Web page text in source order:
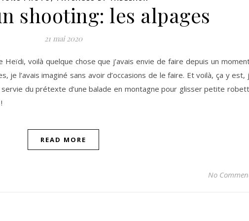
shooting: les alpages
21 mai 2020
voilà quelque chose que j’avais envie de faire depuis un
je l’avais imaginé sans avoir d’occasions de le faire. Et voilà, ça y est,
servie du prétexte d’une balade en montagne pour glisser petite
READ MORE
No